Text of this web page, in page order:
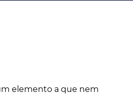
elemento a que nem